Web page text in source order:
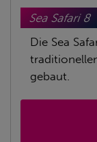
Sea Safari 8
Die Sea
gebaut.